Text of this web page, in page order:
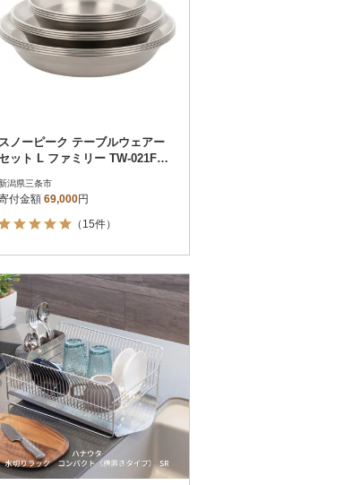
スノーピーク テーブルウェアー
ット L ファミリー TW-021F
潟県三条市
付金額 69,000円
（15件）